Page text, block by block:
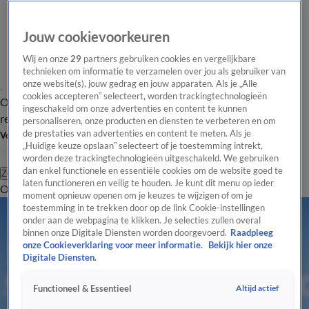
Overzicht Laatste nieuws Regionieuws Het beste van Hart
Tip de
redactie
Volg Hart van Nederland
Zoeken
OverzichtRegioUitzendingenWeerTip de redactiePanelVideo's
Jouw cookievoorkeuren
Wij en onze29 partners gebruiken cookies en vergelijkbare
technieken om informatie te verzamelen over jou als gebruiker van
onze website(s), jouw gedrag en jouw apparaten. Als je „Alle
cookies accepteren” selecteert, worden trackingtechnologieën
ingeschakeld om onze advertenties en content te kunnen
personaliseren, onze producten en diensten te verbeteren en om
de prestaties van advertenties en content te meten. Als je
„Huidige keuze opslaan” selecteert of je toestemming intrekt,
worden deze trackingtechnologieën uitgeschakeld. We gebruiken
dan enkel functionele en essentiële cookies om de website goed te
laten functioneren en veilig te houden. Je kunt dit menu op ieder
moment opnieuw openen om je keuzes te wijzigen of om je
toestemming in te trekken door op de link Cookie-instellingen
onder aan de webpagina te klikken. Je selecties zullen overal
binnen onze Digitale Diensten worden doorgevoerd. Raadpleeg
onze Cookieverklaring voor meer informatie.
Bekijk hier onze
Digitale Diensten.
Functioneel & Essentieel Altijd actief